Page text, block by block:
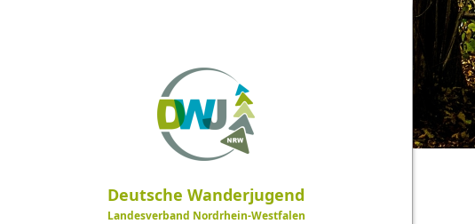
Deutsche Wanderjugend
Landesverband Nordrhein-Westfalen